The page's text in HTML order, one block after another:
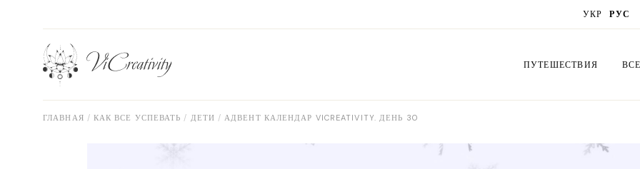
УКР РУС
ПУТЕШЕСТВИЯ
ГЛАВНАЯ КАК ВСЕ УСПЕВАТЬ ДЕТИ АДВЕНТ КАЛЕНДАР VICREATIVITY. ДЕНЬ 30